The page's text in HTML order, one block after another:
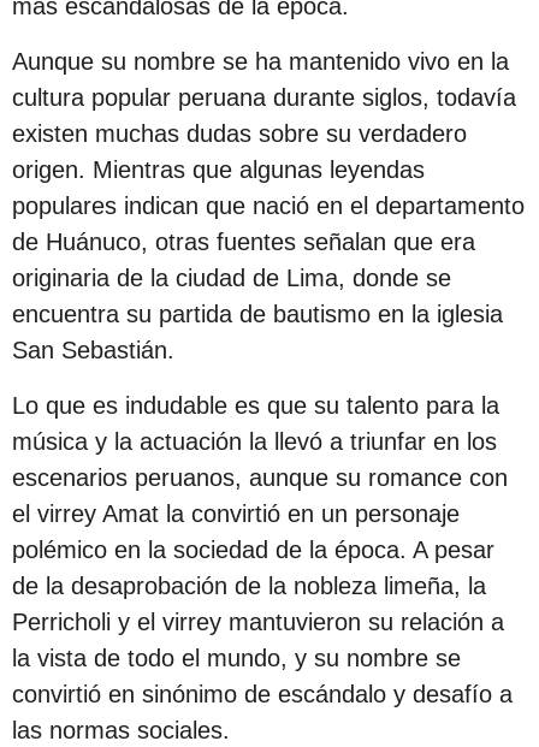
e
d
e
l
a
p
u
b
l
i
c
a
c
i
ó
n
más escandalosas de la época.
Aunque su nombre se ha mantenido vivo en la
cultura popular peruana durante siglos, todavía
existen muchas dudas sobre su verdadero
origen. Mientras que algunas leyendas
populares indican que nació en el departamento
de Huánuco, otras fuentes señalan que era
originaria de la ciudad de Lima, donde se
encuentra su partida de bautismo en la iglesia
San Sebastián.
Lo que es indudable es que su talento para la
música y la actuación la llevó a triunfar en los
escenarios peruanos, aunque su romance con
el virrey Amat la convirtió en un personaje
polémico en la sociedad de la época. A pesar
de la desaprobación de la nobleza limeña, la
Perricholi y el virrey mantuvieron su relación a
la vista de todo el mundo, y su nombre se
convirtió en sinónimo de escándalo y desafío a
las normas sociales.